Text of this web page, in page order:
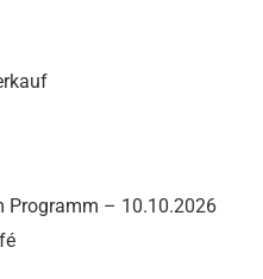
Programm – 10.10.2026